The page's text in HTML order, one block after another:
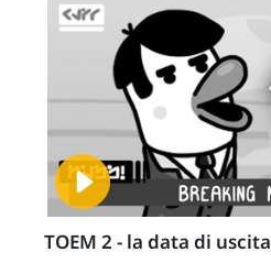
TOEM 2 - la data di uscita